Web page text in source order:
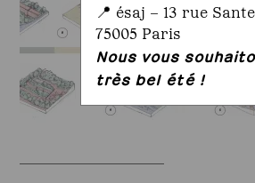
📍 ésaj – 13 rue
75005 Paris
Nous vous
très bel été !